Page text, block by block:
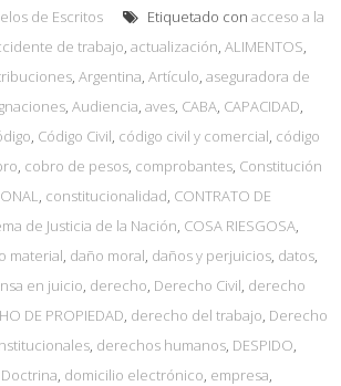
de Escritos Etiquetado con acceso a la
de trabajo, actualización, ALIMENTOS,
, Argentina, Artículo, aseguradora de
, Audiencia, aves, CABA, CAPACIDAD,
, Código Civil, código civil y comercial, código
, cobro de pesos, comprobantes, Constitución
, constitucionalidad, CONTRATO DE
de Justicia de la Nación, COSA RIESGOSA,
material, daño moral, daños y perjuicios, datos,
en juicio, derecho, Derecho Civil, derecho
DE PROPIEDAD, derecho del trabajo, Derecho
, derechos humanos, DESPIDO,
Doctrina, domicilio electrónico, empresa,